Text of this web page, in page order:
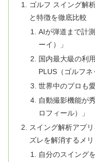
ゴルフ スイング解
と特徴を徹底比較
AIが弾道まで計
ーイ）」
国内最大級の利
PLUS（ゴルフネ
世界中のプロも
自動撮影機能が
ロフィール）」
スイング解析アプ
ズレを解消するメリ
自分のスイング